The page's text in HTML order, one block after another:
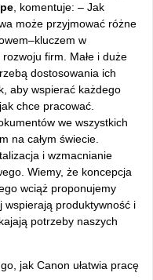
, komentuje: – Jak
może przyjmować różne
w
firm. Małe i duże
dostosowania ich
aby wspierać każdego
chce pracować.
we wszystkich
na całym świecie.
i wzmacnianie
Wiemy, że koncepcja
wciąż proponujemy
wspierają produktywność i
potrzeby naszych
jak Canon ułatwia pracę